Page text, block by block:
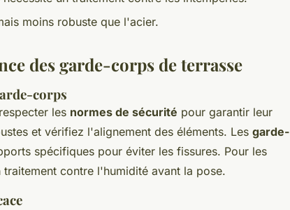
moins robuste que l'acier.
des garde-corps de terrasse
corps
les normes de sécurité pour garantir leur
et vérifiez l'alignement des éléments. Les garde-
spécifiques pour éviter les fissures. Pour les
traitement contre l'humidité avant la pose.